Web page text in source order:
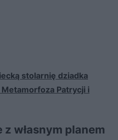
stolarnię dziadka
Patrycji i
własnym planem